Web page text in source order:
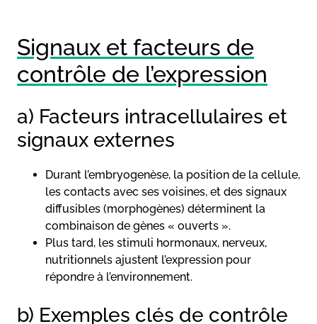
Signaux et facteurs de
contrôle de l’expression
a) Facteurs intracellulaires et
signaux externes
Durant l’embryogenèse, la position de la cellule,
les contacts avec ses voisines, et des signaux
diffusibles (morphogènes) déterminent la
combinaison de gènes « ouverts ».
Plus tard, les stimuli hormonaux, nerveux,
nutritionnels ajustent l’expression pour
répondre à l’environnement.
b) Exemples clés de contrôle